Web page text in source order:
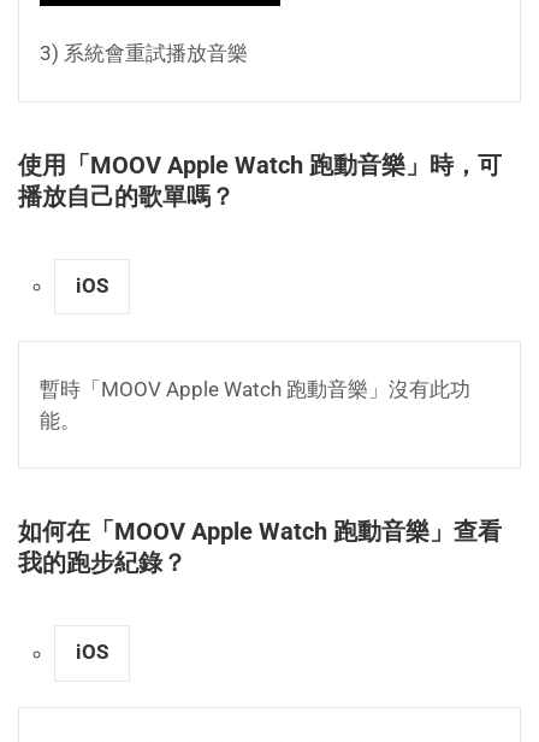
3) 系統會重試播放音樂
使用「MOOV Apple Watch 跑動音樂」時，可
播放自己的歌單嗎？
iOS
暫時「MOOV Apple Watch 跑動音樂」沒有此功
能。
如何在「MOOV Apple Watch 跑動音樂」查看
我的跑步紀錄？
iOS